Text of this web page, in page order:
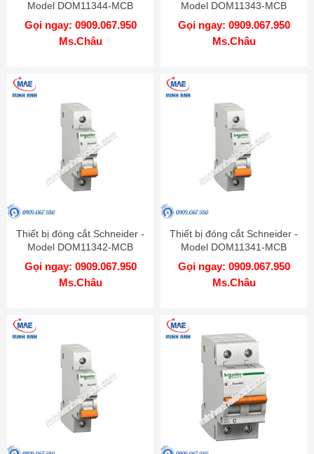
Model DOM11344-MCB
Gọi ngay: 0909.067.950
Ms.Châu
Model DOM11343-MCB
Gọi ngay: 0909.067.950
Ms.Châu
Thiết bị đóng cắt Schneider -
Model DOM11342-MCB
Gọi ngay: 0909.067.950
Ms.Châu
Thiết bị đóng cắt Schneider -
Model DOM11341-MCB
Gọi ngay: 0909.067.950
Ms.Châu